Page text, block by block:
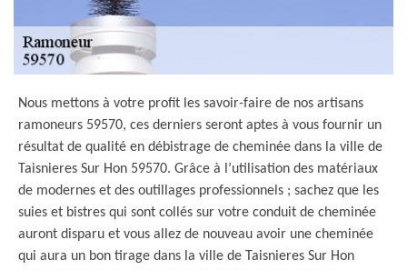
Nous mettons à votre profit les savoir-faire de nos artisans
ramoneurs 59570, ces derniers seront aptes à vous fournir un
résultat de qualité en débistrage de cheminée dans la ville de
Taisnieres Sur Hon 59570. Grâce à l’utilisation des matériaux
de modernes et des outillages professionnels ; sachez que les
suies et bistres qui sont collés sur votre conduit de cheminée
auront disparu et vous allez de nouveau avoir une cheminée
qui aura un bon tirage dans la ville de Taisnieres Sur Hon